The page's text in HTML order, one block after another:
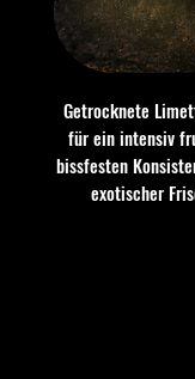
Getrocknete
für ein intensiv
bissfesten
exotischer